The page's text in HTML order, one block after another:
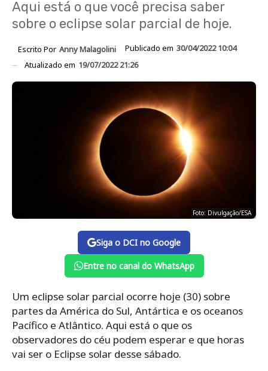
Aqui está o que você precisa saber
sobre o eclipse solar parcial de hoje.
Escrito Por Anny Malagolini Publicado em 30/04/2022 10:04
Atualizado em 19/07/2022 21:26
Foto: Divulgação/ESA
Siga o DCI no Google
Entre no canal do WhatsApp
Um eclipse solar parcial ocorre hoje (30) sobre
partes da América do Sul, Antártica e os oceanos
Pacífico e Atlântico. Aqui está o que os
observadores do céu podem esperar e que horas
vai ser o Eclipse solar desse sábado.